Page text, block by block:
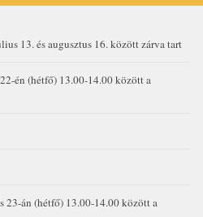
13. és augusztus 16. között zárva tart
én (hétfő) 13.00-14.00 között a
23-án (hétfő) 13.00-14.00 között a